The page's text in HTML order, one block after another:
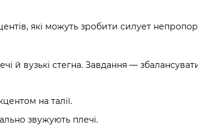
які можуть зробити силует
й вузькі стегна. Завдання —
на талії.
звужують плечі.